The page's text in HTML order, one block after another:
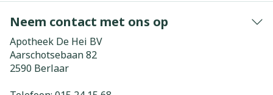
Neem contact met ons op
Apotheek De Hei BV
Aarschotsebaan 82
2590 Berlaar